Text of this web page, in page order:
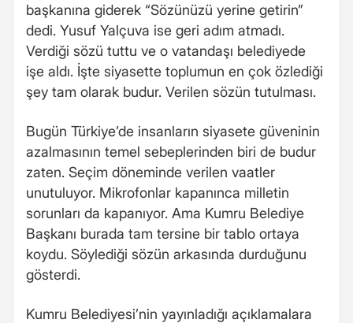
başkanına giderek “Sözünüzü yerine getirin”
dedi. Yusuf Yalçuva ise geri adım atmadı.
Verdiği sözü tuttu ve o vatandaşı belediyede
işe aldı. İşte siyasette toplumun en çok özlediği
şey tam olarak budur. Verilen sözün tutulması.
Bugün Türkiye’de insanların siyasete güveninin
azalmasının temel sebeplerinden biri de budur
zaten. Seçim döneminde verilen vaatler
unutuluyor. Mikrofonlar kapanınca milletin
sorunları da kapanıyor. Ama Kumru Belediye
Başkanı burada tam tersine bir tablo ortaya
koydu. Söylediği sözün arkasında durduğunu
gösterdi.
Kumru Belediyesi’nin yayınladığı açıklamalara